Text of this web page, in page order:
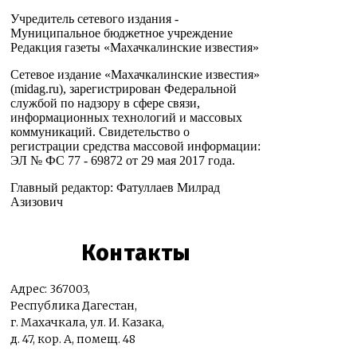
Учредитель сетевого издания -
Муниципальное бюджетное учреждение
Редакция газеты «Махачкалинские известия»
Сетевое издание «Махачкалинские известия»
(midag.ru), зарегистрирован Федеральной
службой по надзору в сфере связи,
информационных технологий и массовых
коммуникаций. Свидетельство о
регистрации средства массовой информации:
ЭЛ № ФС 77 - 69872 от 29 мая 2017 года.
Главный редактор: Фатуллаев Милрад
Азизович
Контакты
Адрес: 367003,
Республика Дагестан,
г. Махачкала, ул. И. Казака,
д. 47, кор. А, помещ. 48